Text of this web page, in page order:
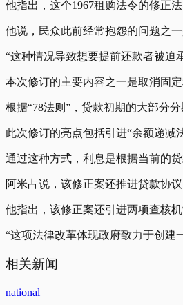
他指出，这个1967租购法令的修正
他说，民众此前经常抱怨的问题之
“这种情况导致想要提前还款者被迫
本次修订的主要内容之一是取消固
根据“78法则”，贷款初期的大部分
此次修订的亮点包括引进“余额递减
通过这种方式，利息是根据当前的
阿米占说，该修正案还推进贷款协
他指出，该修正案还引进两项查核
“这项法律改革体现政府致力于创建
相关新闻
national